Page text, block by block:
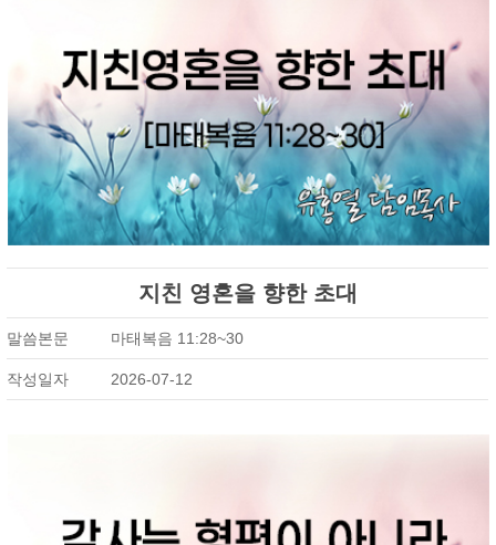
지친 영혼을 향한 초대
말씀본문 마태복음 11:28~30
작성일자 2026-07-12